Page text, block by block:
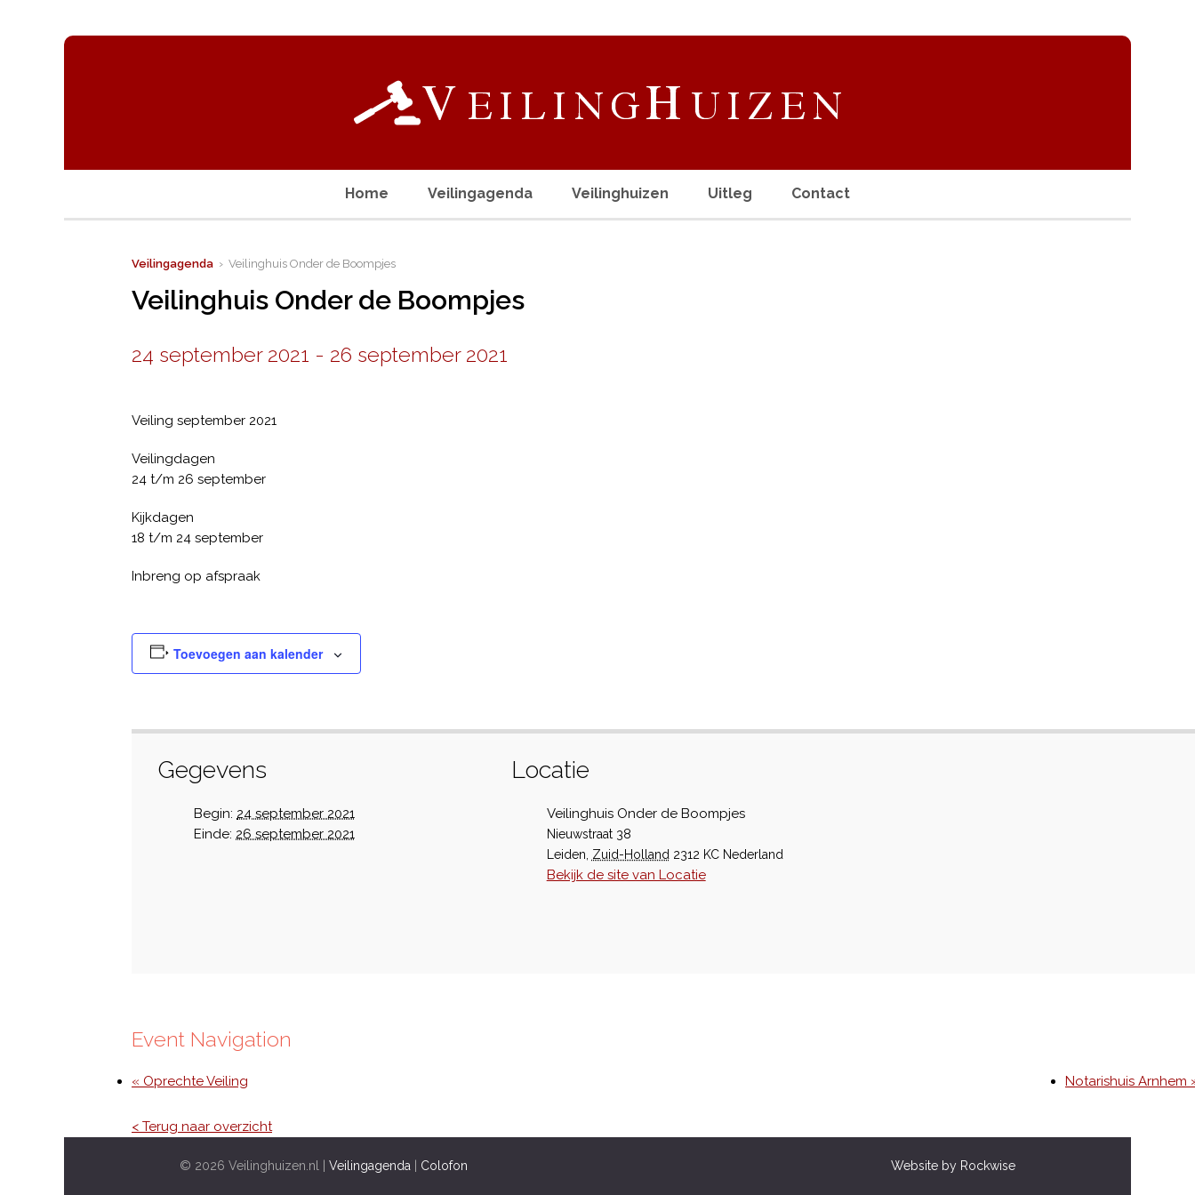
Home Veilingagenda Veilinghuizen Uitleg Contact
Veilingagenda › Veilinghuis Onder de Boompjes
Veilinghuis Onder de Boompjes
24 september 2021 - 26 september 2021
Veiling september 2021
Veilingdagen
24 t/m 26 september
Kijkdagen
18 t/m 24 september
Inbreng op afspraak
Toevoegen aan kalender
Gegevens
Begin: 24 september 2021
Einde: 26 september 2021
Locatie
Veilinghuis Onder de Boompjes
Nieuwstraat 38
Leiden Zuid-Holland 2312 KC Nederland
Bekijk de site van Locatie
Event Navigation
« Oprechte Veiling Notarishuis Arnhem
< Terug naar overzicht
© 2026 Veilinghuizen.nl | Veilingagenda Colofon Website by Rockwise